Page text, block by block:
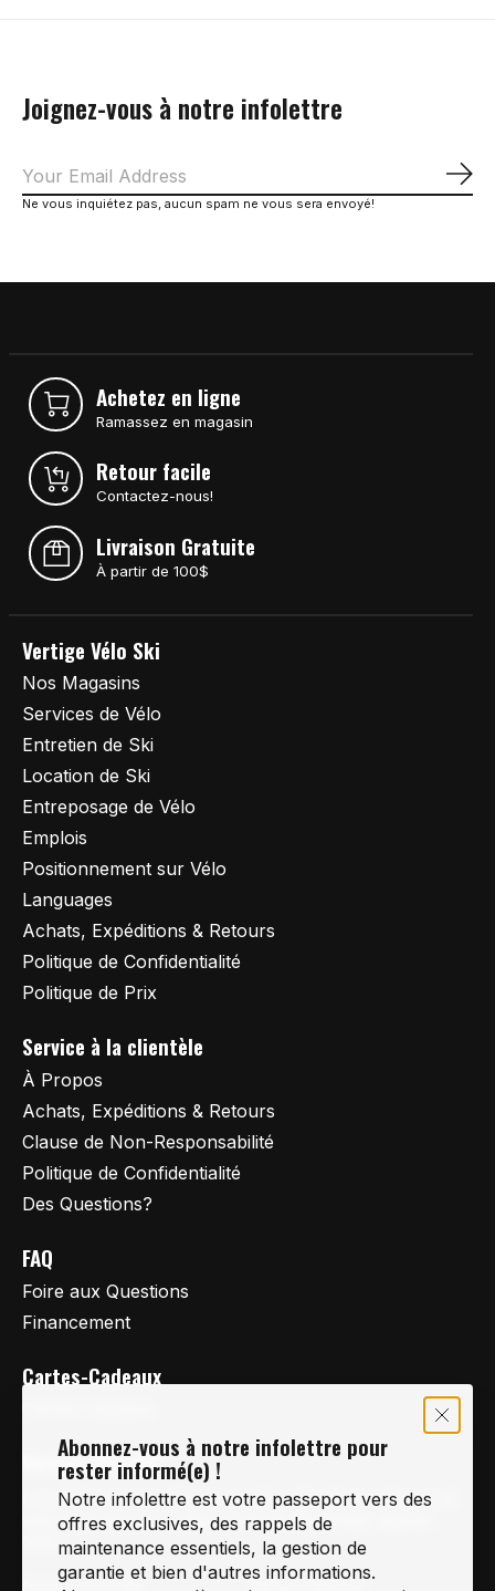
Joignez-vous à notre infolettre
Ne vous inquiétez pas, aucun spam ne vous sera envoyé!
Achetez en ligne
Ramassez en magasin
Retour facile
Contactez-nous!
Livraison Gratuite
À partir de 100$
Vertige Vélo Ski
Nos Magasins
Services de Vélo
Entretien de Ski
Location de Ski
Entreposage de Vélo
Emplois
Positionnement sur Vélo
Languages
Achats, Expéditions & Retours
Politique de Confidentialité
Politique de Prix
Service à la clientèle
À Propos
Achats, Expéditions & Retours
Clause de Non-Responsabilité
Politique de Confidentialité
Des Questions?
FAQ
Foire aux Questions
Financement
Cartes-Cadeaux
Vertige Vélo Ski
La référence en vélo de route, vélo de montagne et
vélo hybride sur la Rive-Sud de Montréal, depuis
1997.
Abonnez-vous à notre infolettre pour
rester informé(e) !
Notre infolettre est votre passeport vers des
offres exclusives, des rappels de
maintenance essentiels, la gestion de
garantie et bien d'autres informations.